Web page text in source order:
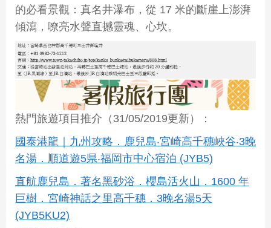
的必看景觀：真名井瀑布，從 17 米的斷崖上澎湃
傾瀉，嘹亮水聲直撼靈魂、心坎。
熱門旅遊項目推介（31/05/2019更新）：
國泰港龍｜九州攻略．鹿兒島‧宮崎高千穗峽谷‧3晚
名湯．順道遊5県‧福岡市中心宿泊 (JYB5)
直航鹿兒島．著名黑砂浴．櫻島活火山．1600 年
巨樹．宮崎神話之里高千穗．3晚名湯5天
(JYB5KU2)